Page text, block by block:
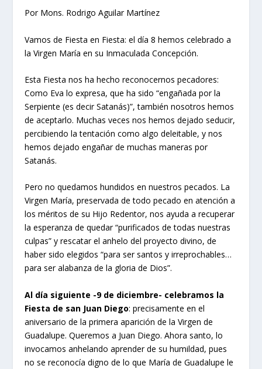
Por Mons. Rodrigo Aguilar Martínez
Vamos de Fiesta en Fiesta: el día 8 hemos celebrado a
la Virgen María en su Inmaculada Concepción.
Esta Fiesta nos ha hecho reconocernos pecadores:
Como Eva lo expresa, que ha sido “engañada por la
Serpiente (es decir Satanás)”, también nosotros hemos
de aceptarlo. Muchas veces nos hemos dejado seducir,
percibiendo la tentación como algo deleitable, y nos
hemos dejado engañar de muchas maneras por
Satanás.
Pero no quedamos hundidos en nuestros pecados. La
Virgen María, preservada de todo pecado en atención a
los méritos de su Hijo Redentor, nos ayuda a recuperar
la esperanza de quedar “purificados de todas nuestras
culpas” y rescatar el anhelo del proyecto divino, de
haber sido elegidos “para ser santos y irreprochables…
para ser alabanza de la gloria de Dios”.
Al día siguiente -9 de diciembre- celebramos la
Fiesta de san Juan Diego: precisamente en el
aniversario de la primera aparición de la Virgen de
Guadalupe. Queremos a Juan Diego. Ahora santo, lo
invocamos anhelando aprender de su humildad, pues
no se reconocía digno de lo que María de Guadalupe le